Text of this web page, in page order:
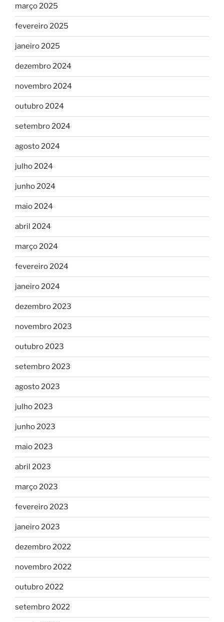
março 2025
fevereiro 2025
janeiro 2025
dezembro 2024
novembro 2024
outubro 2024
setembro 2024
agosto 2024
julho 2024
junho 2024
maio 2024
abril 2024
março 2024
fevereiro 2024
janeiro 2024
dezembro 2023
novembro 2023
outubro 2023
setembro 2023
agosto 2023
julho 2023
junho 2023
maio 2023
abril 2023
março 2023
fevereiro 2023
janeiro 2023
dezembro 2022
novembro 2022
outubro 2022
setembro 2022